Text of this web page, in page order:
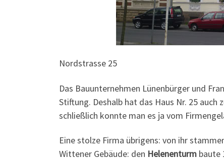
Nordstrasse 25
Das Bauunternehmen Lünenbürger und
Stiftung. Deshalb hat das Haus Nr. 25
schließlich konnte man es ja vom
Eine stolze Firma übrigens: von ihr
Wittener Gebäude: den Helenenturm baute